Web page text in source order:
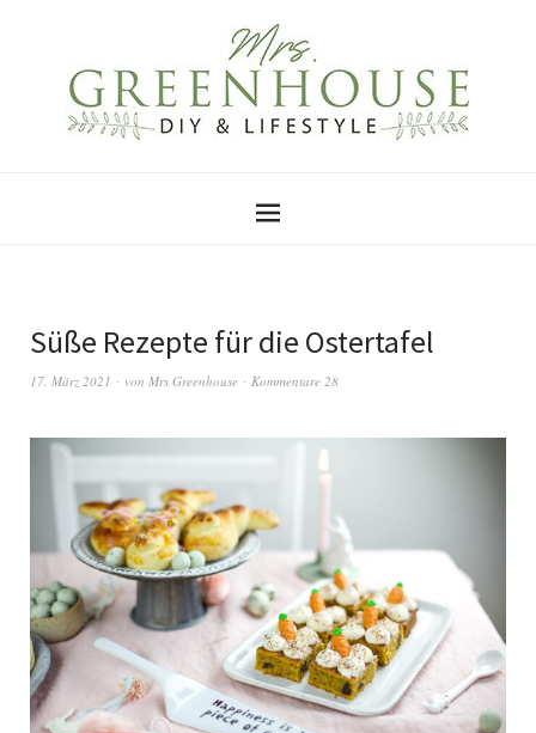
Süße Rezepte für die Ostertafel
17. März 2021 von Mrs Greenhouse Kommentare 28